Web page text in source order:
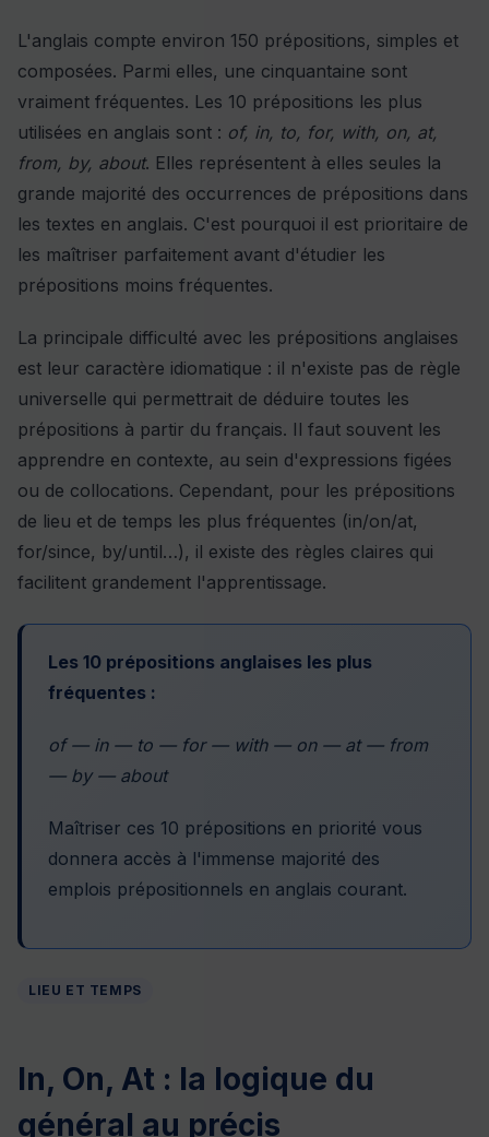
L'anglais compte environ 150 prépositions, simples et
composées. Parmi elles, une cinquantaine sont
vraiment fréquentes. Les 10 prépositions les plus
utilisées en anglais sont : of, in, to, for, with, on, at,
from, by, about. Elles représentent à elles seules la
grande majorité des occurrences de prépositions dans
les textes en anglais. C'est pourquoi il est prioritaire de
les maîtriser parfaitement avant d'étudier les
prépositions moins fréquentes.
La principale difficulté avec les prépositions anglaises
est leur caractère idiomatique : il n'existe pas de règle
universelle qui permettrait de déduire toutes les
prépositions à partir du français. Il faut souvent les
apprendre en contexte, au sein d'expressions figées
ou de collocations. Cependant, pour les prépositions
de lieu et de temps les plus fréquentes (in/on/at,
for/since, by/until…), il existe des règles claires qui
facilitent grandement l'apprentissage.
Les 10 prépositions anglaises les plus
fréquentes :
of — in — to — for — with — on — at — from
— by — about
Maîtriser ces 10 prépositions en priorité vous
donnera accès à l'immense majorité des
emplois prépositionnels en anglais courant.
LIEU ET TEMPS
In, On, At : la logique du
général au précis